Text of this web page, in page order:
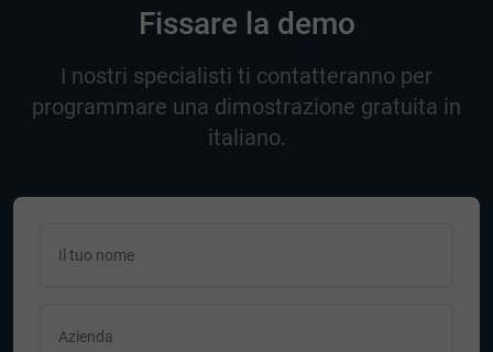
Fissare la demo
I nostri specialisti ti contatteranno per
programmare una dimostrazione gratuita in
italiano.
Il tuo nome
Azienda